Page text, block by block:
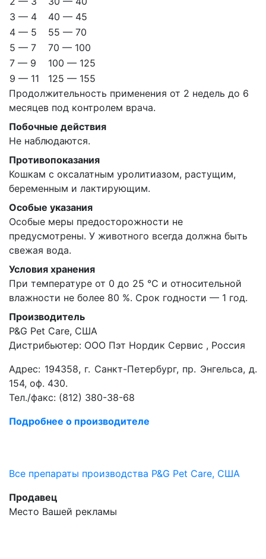
3 — 4
40 — 45
4 — 5
55 — 70
5 — 7
70 — 100
7 — 9
100 — 125
9 — 11
125 — 155
Продолжительность применения от 2 недель до 6
месяцев под контролем врача.
Побочные действия
Не наблюдаются.
Противопоказания
Кошкам с оксалатным уролитиазом, растущим,
беременным и лактирующим.
Особые указания
Особые меры предосторожности не
предусмотрены. У животного всегда должна быть
свежая вода.
Условия хранения
При температуре от 0 до 25 °С и относительной
влажности не более 80 %. Срок годности — 1 год.
Производитель
P&G Pet Care, США
Дистрибьютер: ООО Пэт Нордик Сервис , Россия
Адрес: 194358, г. Санкт-Петербург, пр. Энгельса, д.
154, оф. 430.
Тел./факс: (812) 380-38-68
Подробнее о производителе
Все препараты производства P&G Pet Care, США
Продавец
Место Вашей рекламы